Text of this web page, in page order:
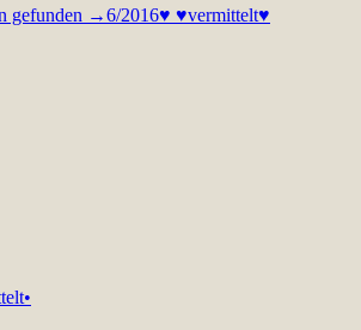
gefunden →6/2016♥ ♥vermittelt♥